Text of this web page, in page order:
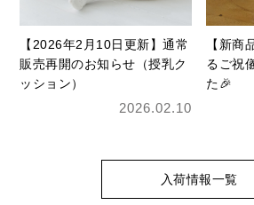
【2026年2月10日更新】通常
販売再開のお知らせ（授乳ク
ッション）
2026.02.10
【新商
るご祝
た🎉
入荷情報一覧